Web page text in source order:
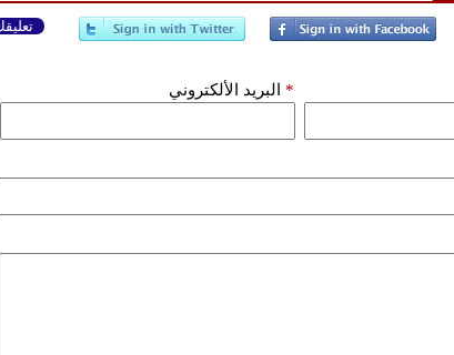
البريد الألكتروني *